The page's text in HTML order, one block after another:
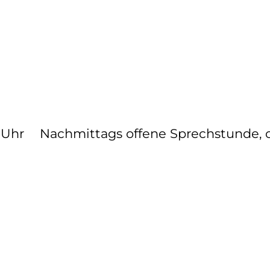
Uhr
Nachmittags offene Sprechstunde,